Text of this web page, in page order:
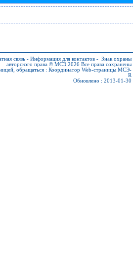
связь - Информация для контактов - Знак охраны
авторского права © МСЭ 2026 Все права сохранены
обращаться : Координатор Web-страницы МСЭ-
R
Обновлено : 2013-01-30